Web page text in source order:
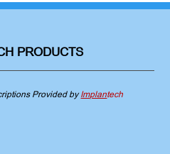
PRODUCTS
Provided byImplantech